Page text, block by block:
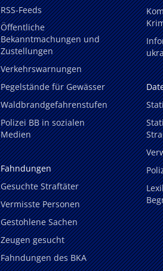
RSS-Feeds
Öffentliche
Bekanntmachungen und
Zustellungen
Verkehrswarnungen
Pegelstände für Gewässer
Waldbrandgefahrenstufen
Polizei BB in sozialen
Medien
Fahndungen
Gesuchte Straftäter
Vermisste Personen
Gestohlene Sachen
Zeugen gesucht
Fahndungen des BKA